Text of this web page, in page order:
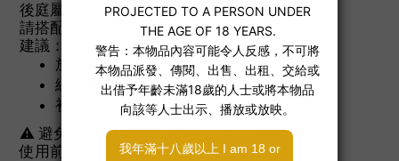
後庭屬非自潤滑部位，
請搭配充足水性潤滑液。
建議：
放鬆呼吸
緩慢推入
初次使用控制時間
⚠ 避免使用矽性潤滑液以延長產品壽命。
使用前後請清潔消毒。